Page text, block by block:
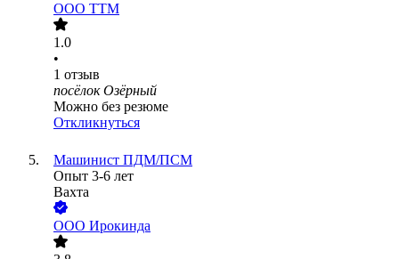
ООО ТТМ
1.0
•
1 отзыв
посёлок Озёрный
Можно без резюме
Откликнуться
Машинист ПДМ/ПСМ
Опыт 3-6 лет
Вахта
ООО Ирокинда